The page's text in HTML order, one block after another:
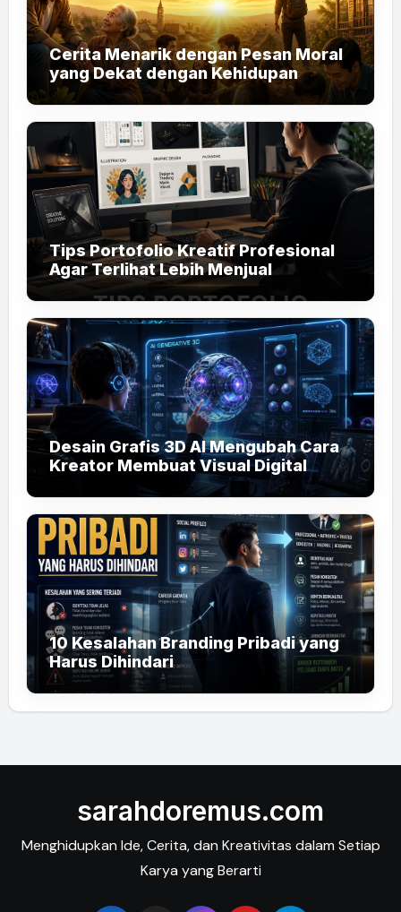
Cerita Menarik dengan Pesan Moral
yang Dekat dengan Kehidupan
Tips Portofolio Kreatif Profesional
Agar Terlihat Lebih Menjual
Desain Grafis 3D AI Mengubah Cara
Kreator Membuat Visual Digital
10 Kesalahan Branding Pribadi yang
Harus Dihindari
sarahdoremus.com
Menghidupkan Ide, Cerita, dan Kreativitas dalam Setiap
Karya yang Berarti